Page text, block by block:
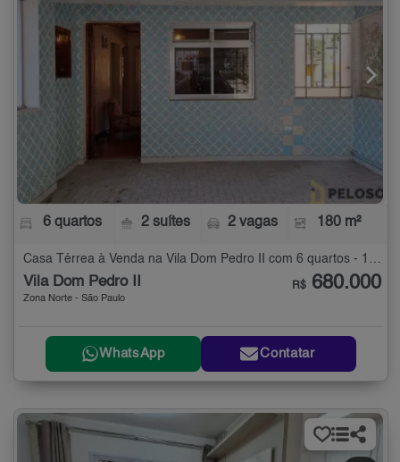
6 quartos 2 suítes 2 vagas 180 m²
Vila Dom Pedro II
Zona Norte - São Paulo
R$ 680.000
WhatsApp Contatar